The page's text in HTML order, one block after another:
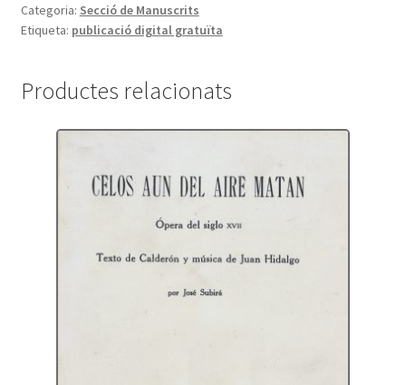
Categoria: Secció de Manuscrits
Etiqueta: publicació digital gratuïta
Productes relacionats